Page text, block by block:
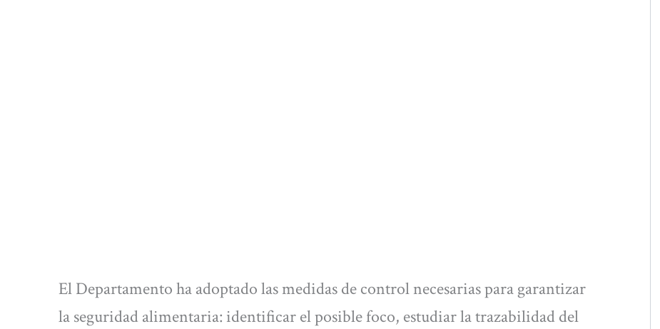
El Departamento ha adoptado las medidas de control necesarias para garantizar
la seguridad alimentaria: identificar el posible foco, estudiar la trazabilidad del